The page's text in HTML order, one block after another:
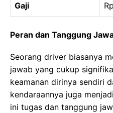
Gaji
Peran dan Tanggung
Seorang driver biasanya
jawab yang cukup
keamanan dirinya sendiri
kendaraannya juga
ini tugas dan tanggung